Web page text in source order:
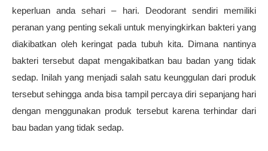
keperluan anda sehari – hari. Deodorant sendiri memiliki
peranan yang penting sekali untuk menyingkirkan bakteri yang
diakibatkan oleh keringat pada tubuh kita. Dimana nantinya
bakteri tersebut dapat mengakibatkan bau badan yang tidak
sedap. Inilah yang menjadi salah satu keunggulan dari produk
tersebut sehingga anda bisa tampil percaya diri sepanjang hari
dengan menggunakan produk tersebut karena terhindar dari
bau badan yang tidak sedap.